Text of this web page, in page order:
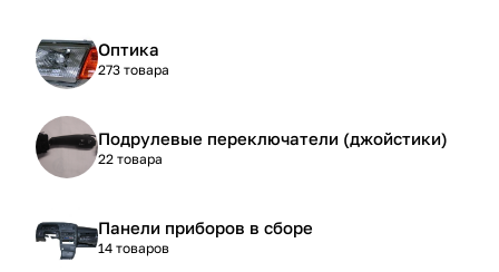
Оптика
273 товара
Подрулевые переключатели (джойстики)
22 товара
Панели приборов в сборе
14 товаров